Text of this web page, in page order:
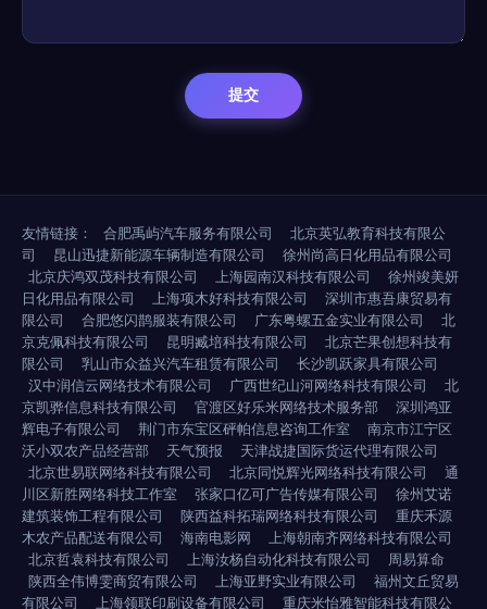
友情链接： 合肥禹屿汽车服务有限公司
北京英弘教育科技有限公
司
昆山迅捷新能源车辆制造有限公司
徐州尚高日化用品有限公司
北京庆鸿双茂科技有限公司
上海园南汉科技有限公司
徐州竣美妍
日化用品有限公司
上海项木好科技有限公司
深圳市惠吾康贸易有
限公司
合肥悠闪鹊服装有限公司 广东粤螺五金实业有限公司
北
京克佩科技有限公司
昆明臧培科技有限公司
北京芒果创想科技有
限公司
乳山市众益兴汽车租赁有限公司
长沙凯跃家具有限公司
汉中润信云网络技术有限公司
广西世纪山河网络科技有限公司
北
京凯骅信息科技有限公司
官渡区好乐米网络技术服务部
深圳鸿亚
辉电子有限公司
荆门市东宝区砰帕信息咨询工作室
南京市江宁区
沃小双农产品经营部
天气预报
天津战捷国际货运代理有限公司
北京世易联网络科技有限公司
北京同悦辉光网络科技有限公司
通
川区新胜网络科技工作室
张家口亿可广告传媒有限公司
徐州艾诺
建筑装饰工程有限公司
陕西益科拓瑞网络科技有限公司
重庆禾源
木农产品配送有限公司
海南电影网
上海朝南齐网络科技有限公司
北京哲袁科技有限公司
上海汝杨自动化科技有限公司
周易算命
陕西全伟博雯商贸有限公司
上海亚野实业有限公司
福州文丘贸易
有限公司
上海领联印刷设备有限公司 重庆米怡雅智能科技有限公